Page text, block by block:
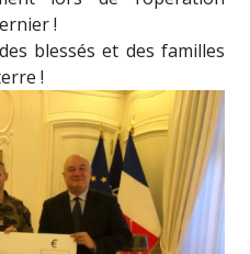
!
blessés et des familles
!